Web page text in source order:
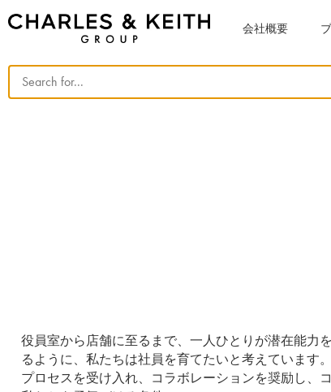
会社概要
役員室から店舗に至るまで、一人ひとりが潜在能力
るように、私たちは社員を育てたいと考えています
プロセスを受け入れ、コラボレーションを奨励し、